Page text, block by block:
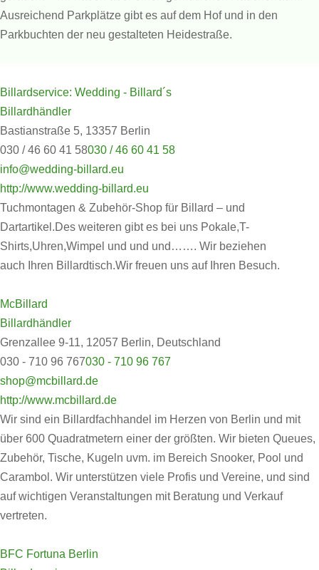
Ausreichend Parkplätze gibt es auf dem Hof und in den
Parkbuchten der neu gestalteten Heidestraße.
Billardservice: Wedding - Billard´s
Billardhändler
Bastianstraße 5, 13357 Berlin
030 / 46 60 41 58030 / 46 60 41 58
info@wedding-billard.eu
http://www.wedding-billard.eu
Tuchmontagen & Zubehör-Shop für Billard – und
Dartartikel.Des weiteren gibt es bei uns Pokale,T-
Shirts,Uhren,Wimpel und und und……. Wir beziehen
auch Ihren Billardtisch.Wir freuen uns auf Ihren Besuch.
McBillard
Billardhändler
Grenzallee 9-11, 12057 Berlin, Deutschland
030 - 710 96 767030 - 710 96 767
shop@mcbillard.de
http://www.mcbillard.de
Wir sind ein Billardfachhandel im Herzen von Berlin und mit
über 600 Quadratmetern einer der größten. Wir bieten Queues,
Zubehör, Tische, Kugeln uvm. im Bereich Snooker, Pool und
Carambol. Wir unterstützen viele Profis und Vereine, und sind
auf wichtigen Veranstaltungen mit Beratung und Verkauf
vertreten.
BFC Fortuna Berlin